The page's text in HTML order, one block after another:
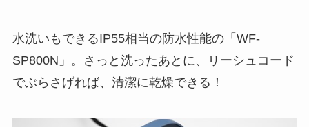
水洗いもできるIP55相当の防水性能の「WF-
SP800N」。さっと洗ったあとに、リーシュコード
でぶらさげれば、清潔に乾燥できる！